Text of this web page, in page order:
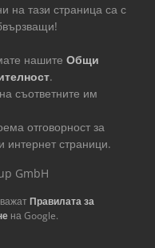
на тази страница са с
нашите Общи
.
съответните им
отговорност за
страници.
GmbH
Правилата за
на Google.